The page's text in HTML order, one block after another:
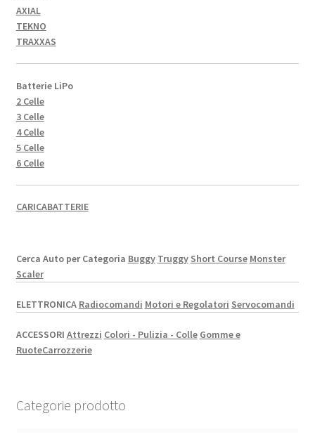
AXIAL
TEKNO
TRAXXAS
Batterie LiPo
2 Celle
3 Celle
4 Celle
5 Celle
6 Celle
CARICABATTERIE
Cerca Auto per Categoria Buggy Truggy Short Course Monster
Scaler
ELETTRONICA Radiocomandi Motori e Regolatori Servocomandi
ACCESSORI Attrezzi Colori - Pulizia - Colle Gomme e
RuoteCarrozzerie
Categorie prodotto